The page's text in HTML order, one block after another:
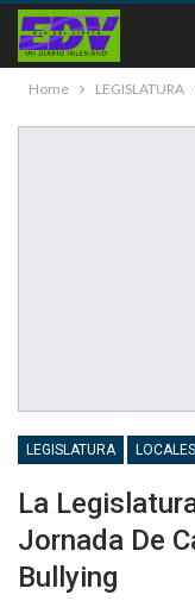
Home LEGISLATURA
LEGISLATURA LOCALES
La
Jornada De
Bullying